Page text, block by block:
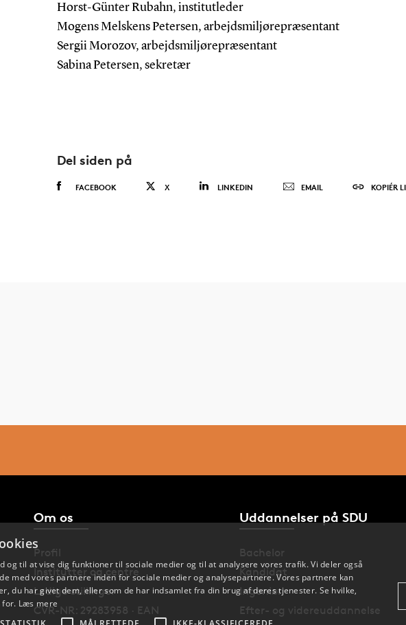
Horst-Günter Rubahn, institutleder
Mogens Melskens Petersen, arbejdsmiljørepræsentant
Sergii Morozov, arbejdsmiljørepræsentant
Sabina Petersen, sekretær
Del siden på
FACEBOOK X LINKEDIN EMAIL KOPIÉR
Om os
Profil
Institutter og centre
Ledige stillinger
CVR-NR: 29283958 · EAN
Uddannelser på SDU
Bachelor
Kandidat
Ingeniør
Efter- og videreuddannelse
og til at vise dig funktioner til sociale medier og til at analysere vores trafik. Vi deler også
med vores partnere inden for sociale medier og analysepartnere. Vores partnere kan
du har givet dem, eller som de har indsamlet fra din brug af deres tjenester. Se hvilke,
for. Læs mere